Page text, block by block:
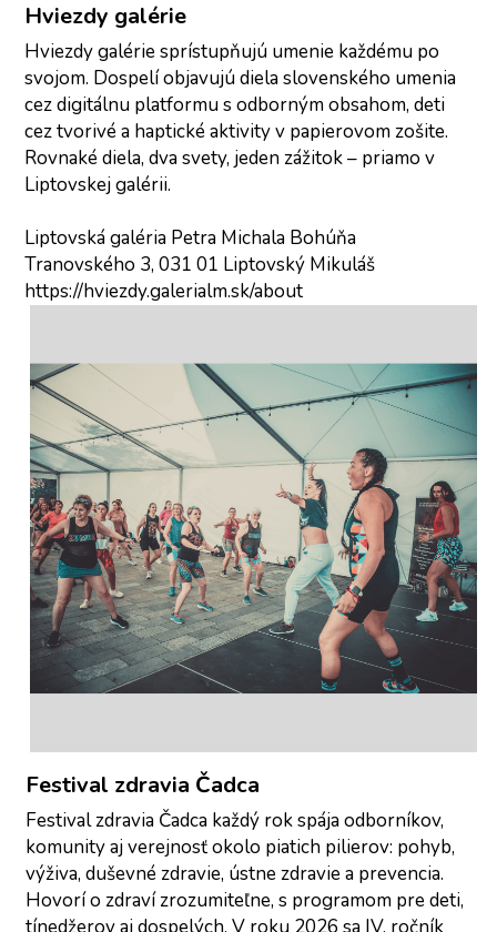
Hviezdy galérie
Hviezdy galérie sprístupňujú umenie každému po
svojom. Dospelí objavujú diela slovenského umenia
cez digitálnu platformu s odborným obsahom, deti
cez tvorivé a haptické aktivity v papierovom zošite.
Rovnaké diela, dva svety, jeden zážitok – priamo v
Liptovskej galérii.
Liptovská galéria Petra Michala Bohúňa
Tranovského 3, 031 01 Liptovský Mikuláš
https://hviezdy.galerialm.sk/about
Festival zdravia Čadca
Festival zdravia Čadca každý rok spája odborníkov,
komunity aj verejnosť okolo piatich pilierov: pohyb,
výživa, duševné zdravie, ústne zdravie a prevencia.
Hovorí o zdraví zrozumiteľne, s programom pre deti,